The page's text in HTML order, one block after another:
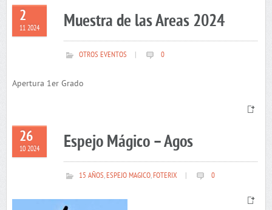
2
11 2024 Muestra de las Areas 2024
OTROS EVENTOS 0
Apertura 1er Grado
26
10 2024 Espejo Mágico – Agos
15 AÑOS,ESPEJO MAGICO,FOTERIX 0